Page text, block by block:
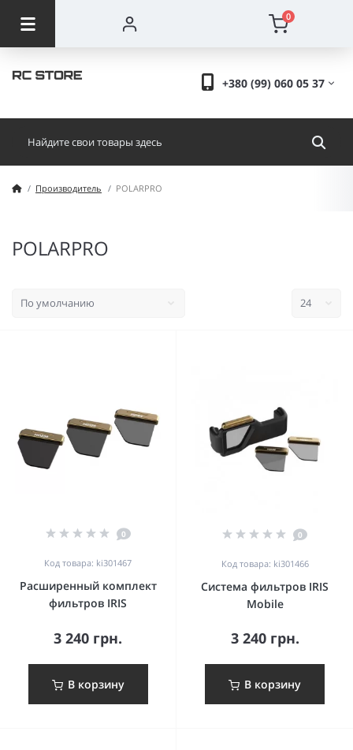
0
+380 (99) 060 05 37
Производитель POLARPRO
POLARPRO
0
Код товара: ki301467
Расширенный комплект
фильтров IRIS
3 240 грн.
В корзину
0
Код товара: ki301466
Система фильтров IRIS
Mobile
3 240 грн.
В корзину